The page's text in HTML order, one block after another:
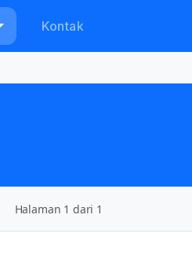
Kontak
Halaman 1 dari 1